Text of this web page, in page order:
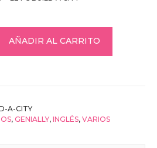
AÑADIR AL CARRITO
A-CITY
, GENIALLY, INGLÉS, VARIOS